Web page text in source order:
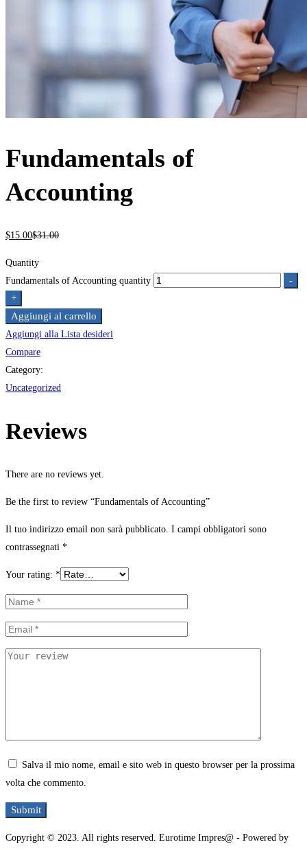
Fundamentals of
Accounting
$15 .00$31.00
Quantity
Fundamentals of Accounting quantity
-
+
Aggiungi al carrello
Aggiungi alla Lista desideri
Compare
Category:
Uncategorized
Reviews
There are no reviews yet.
Be the first to review “Fundamentals of Accounting”
Il tuo indirizzo email non sarà pubblicato. I campi obbligatori sono
contrassegnati *
Your rating: *
Salva il mio nome, email e sito web in questo browser per la prossima
volta che commento.
Copyright © 2023. All rights reserved. Eurotime Impres@ - Powered by